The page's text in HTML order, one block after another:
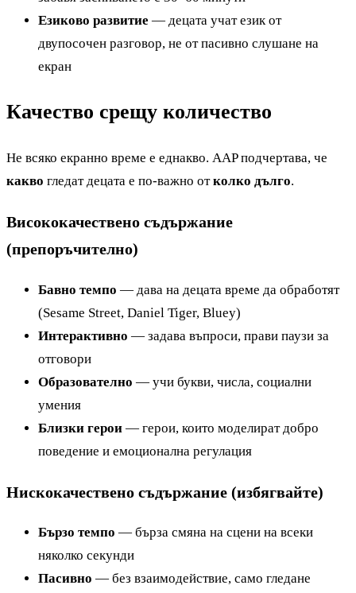
Езиково развитие — децата учат език от
двупосочен разговор, не от пасивно слушане на
екран
Качество срещу количество
Не всяко екранно време е еднакво. AAP подчертава, че
какво гледат децата е по-важно отколко дълго.
Висококачествено съдържание
(препоръчително)
Бавно темпо — дава на децата време да обработят
(Sesame Street, Daniel Tiger, Bluey)
Интерактивно — задава въпроси, прави паузи за
отговори
Образователно — учи букви, числа, социални
умения
Близки герои — герои, които моделират добро
поведение и емоционална регулация
Нискокачествено съдържание (избягвайте)
Бързо темпо — бърза смяна на сцени на всеки
няколко секунди
Пасивно — без взаимодействие, само гледане